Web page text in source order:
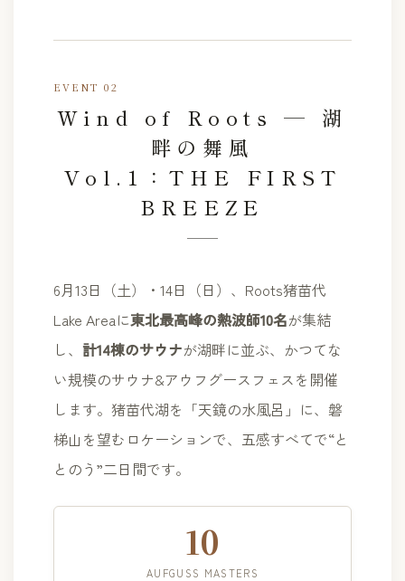
EVENT 02
Wind of Roots — 湖
畔の舞風
Vol.1：THE FIRST
BREEZE
6月13日（土）・14日（日）、Roots猪苗代
Lake Areaに東北最高峰の熱波師10名が集結
し、 計14棟のサウナが湖畔に並ぶ、かつてな
い規模のサウナ&アウフグースフェスを開催
します。猪苗代湖を「天鏡の水風呂」に、磐
梯山を望むロケーションで、五感すべてで“と
とのう”二日間です。
10
AUFGUSS MASTERS